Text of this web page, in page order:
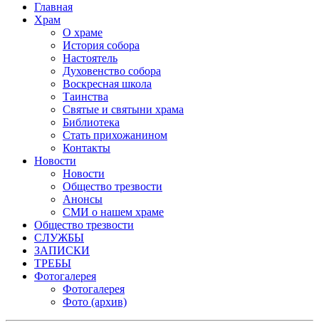
Главная
Храм
О храме
История собора
Настоятель
Духовенство собора
Воскресная школа
Таинства
Святые и святыни храма
Библиотека
Стать прихожанином
Контакты
Новости
Новости
Общество трезвости
Анонсы
СМИ о нашем храме
Общество трезвости
СЛУЖБЫ
ЗАПИСКИ
ТРЕБЫ
Фотогалерея
Фотогалерея
Фото (архив)